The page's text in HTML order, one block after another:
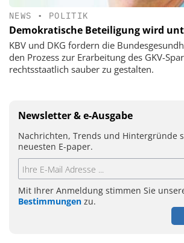
NEWS • POLITIK
Demokratische Beteiligung wird
KBV und DKG fordern die
den Prozess zur Erarbeitung des GKV-
rechtsstaatlich sauber zu gestalten.
Newsletter & e-Ausgabe
Nachrichten, Trends und Hintergründe
neuesten E-paper.
Mit Ihrer Anmeldung stimmen Sie
Bestimmungen zu.